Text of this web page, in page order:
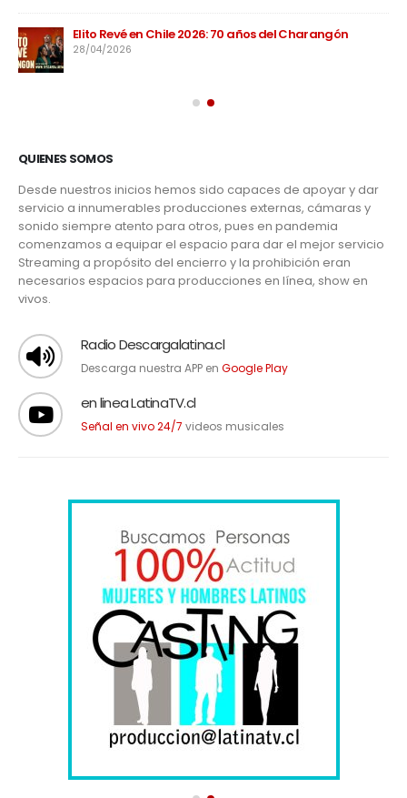
Elito Revé en Chile 2026: 70 años del Charangón
28/04/2026
QUIENES SOMOS
Desde nuestros inicios hemos sido capaces de apoyar y dar
servicio a innumerables producciones externas, cámaras y
sonido siempre atento para otros, pues en pandemia
comenzamos a equipar el espacio para dar el mejor servicio
Streaming a propósito del encierro y la prohibición eran
necesarios espacios para producciones en línea, show en
vivos.
Radio Descargalatina.cl
Descarga nuestra APP en Google Play
en linea LatinaTV.cl
Señal en vivo 24/7 videos musicales